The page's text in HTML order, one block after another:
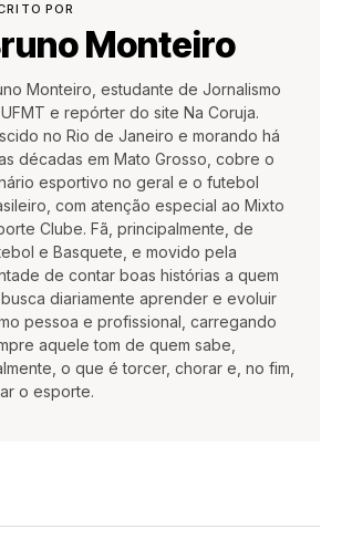
POR
Monteiro
Monteiro, estudante de Jornalismo
e repórter do site Na Coruja.
no Rio de Janeiro e morando há
décadas em Mato Grosso, cobre o
esportivo no geral e o futebol
com atenção especial ao Mixto
Clube. Fã, principalmente, de
e Basquete, e movido pela
de contar boas histórias a quem
diariamente aprender e evoluir
pessoa e profissional, carregando
aquele tom de quem sabe,
o que é torcer, chorar e, no fim,
o esporte.